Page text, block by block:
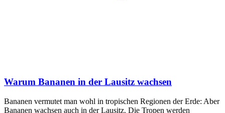
Warum Bananen in der Lausitz wachsen
Bananen vermutet man wohl in tropischen Regionen der Erde: Aber
Bananen wachsen auch in der Lausitz. Die Tropen werden